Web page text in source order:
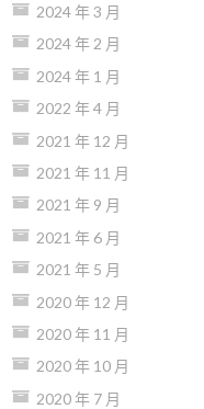
2024 年 3 月
2024 年 2 月
2024 年 1 月
2022 年 4 月
2021 年 12 月
2021 年 11 月
2021 年 9 月
2021 年 6 月
2021 年 5 月
2020 年 12 月
2020 年 11 月
2020 年 10 月
2020 年 7 月